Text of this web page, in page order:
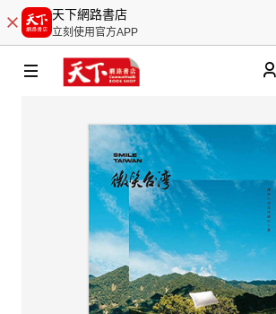
天下網路書店
立刻使用官方APP